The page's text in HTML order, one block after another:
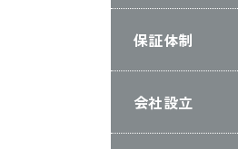
保証体制
会社設立